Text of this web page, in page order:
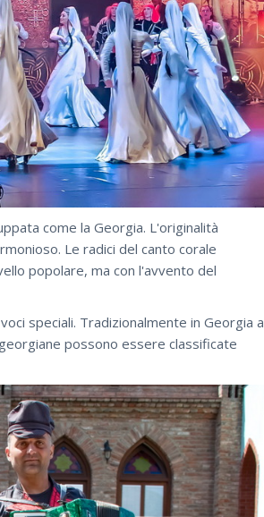
come la Georgia. L'originalità
Le radici del canto corale
popolare, ma con l'avvento del
speciali. Tradizionalmente in Georgia a
possono essere classificate